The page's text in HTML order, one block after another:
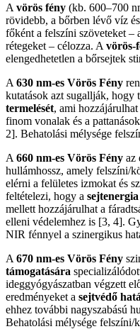
A vörös fény (kb. 600–700
rövidebb, a bőrben lévő víz
főként a felszíni szöveteket –
rétegeket – célozza. A vörös-
elengedhetetlen a bőrsejtek
A 630 nm-es Vörös Fény
kutatások azt sugallják, hogy
termelését, ami
finom vonalak és a
2]. Behatolási mélysége
A 660 nm-es Vörös Fény az
hullámhossz, amely felszíni/
elérni a felületes izmokat és
feltételezi, hogy a
mellett hozzájárulhat a
elleni védelemhez is [3, 4].
NIR fénnyel a szinergikus
A 670 nm-es Vörös Fény
támogatására
ideggyógyászatban végzett
eredményeket a sejtvédő
ehhez további nagyszabású
Behatolási mélysége felszíni/